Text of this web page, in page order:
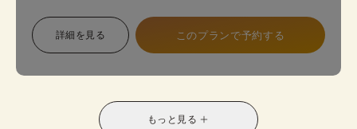
スタンダードプランからアンティークやレース最新
行や卒業旅行におすすめです。
詳細を見る このプランで予約する
もっと見る